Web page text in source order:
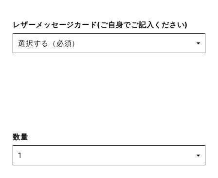
レザーメッセージカード(ご自身でご記入ください)
数量